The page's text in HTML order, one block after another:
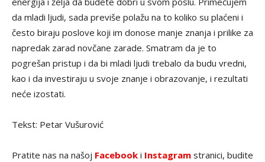
da mladi ljudi, sada previše polažu na to koliko su plaćeni i
često biraju poslove koji im donose manje znanja i prilike za
napredak zarad novčane zarade. Smatram da je to
pogrešan pristup i da bi mladi ljudi trebalo da budu vredni,
kao i da investiraju u svoje znanje i obrazovanje, i rezultati
neće izostati.
Tekst: Petar Vušurović
Pratite nas na našoj Facebook i Instagram stranici, budite